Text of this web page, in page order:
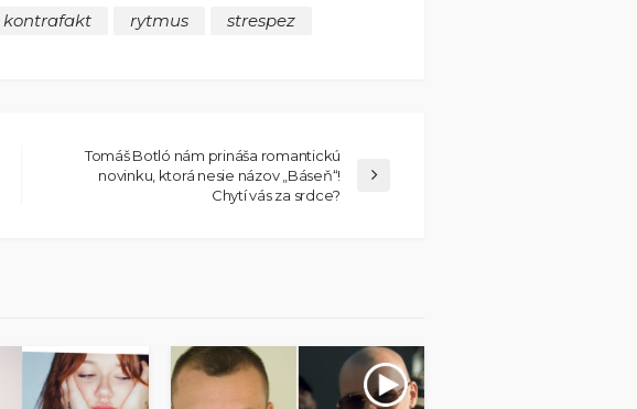
kontrafakt rytmus strespez
Tomáš Botló nám prináša romantickú
novinku, ktorá nesie názov „Báseň“!
Chytí vás za srdce?